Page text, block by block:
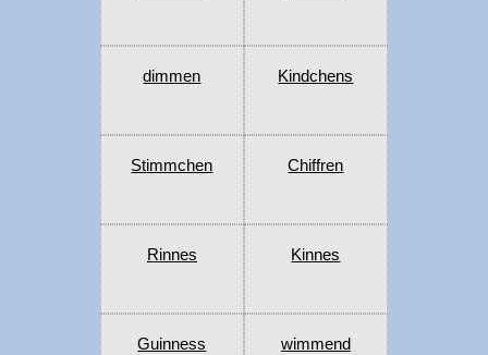
dimmen Kindchens
Stimmchen Chiffren
Rinnes Kinnes
Guinness wimmend